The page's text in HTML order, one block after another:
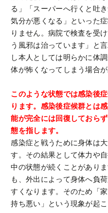
る」「スーパーへ行くと吐
気分が悪くなる」といった
りません。病院で検査を受
う風邪は治っています」と
し本人としては明らかに体
体が怖くなってしまう場合が
このような状態では感染後
ります。感染後症候群とは
能が完全には回復しておら
態を指します。
感染症と戦うために身体は
す。その結果として体力や
中の状態が続くことがあり
も、外出によって身体へ負
すくなります。そのため「
持ち悪い」という現象が起こ